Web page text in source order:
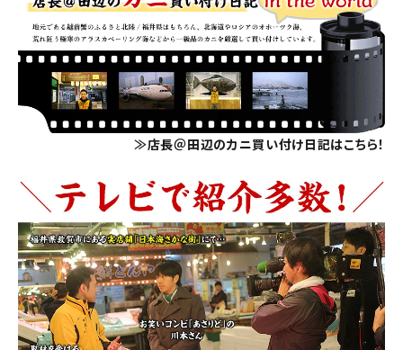
≫店長＠田辺のカニ買い付け日記はこちら！